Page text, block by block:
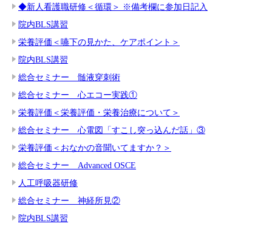
◆新人看護職研修＜循環＞ ※備考欄に参加日記入
院内BLS講習
栄養評価＜嚥下の見かた、ケアポイント＞
院内BLS講習
総合セミナー 髄液穿刺術
総合セミナー 心エコー実践①
栄養評価＜栄養評価・栄養治療について＞
総合セミナー 心電図「すこし突っ込んだ話」③
栄養評価＜おなかの音聞いてますか？＞
総合セミナー Advanced OSCE
人工呼吸器研修
総合セミナー 神経所見②
院内BLS講習